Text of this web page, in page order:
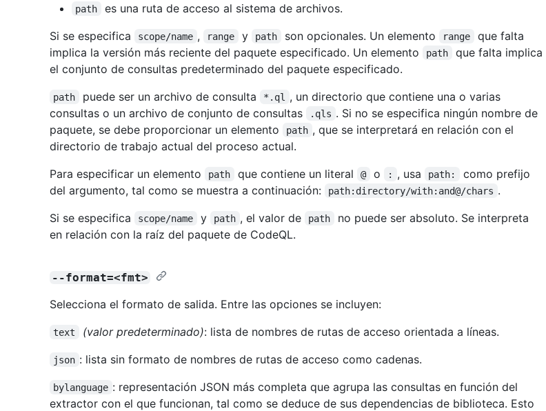
path
es una ruta de acceso al sistema de archivos.
Si se especifica
scope/name , range y path son opcionales. Un elemento range
que falta
implica la versión más reciente del paquete especificado. Un elemento
path
que falta implica
el conjunto de consultas predeterminado del paquete especificado.
path puede ser un archivo de consulta *.ql
, un directorio que contiene una o varias
consultas o un archivo de conjunto de consultas
.qls . Si no se especifica ningún nombre de
paquete, se debe proporcionar un elemento
path , que se interpretará en relación con el
directorio de trabajo actual del proceso actual.
Para especificar un elemento
path que contiene un literal @ o : , usa path:
como prefijo
del argumento, tal como se muestra a continuación:
path:directory/with:and@/chars .
Si se especifica
scope/name y path , el valor de path
no puede ser absoluto. Se interpreta
en relación con la raíz del paquete de CodeQL.
--format=<fmt>
Selecciona el formato de salida. Entre las opciones se incluyen:
text (valor predeterminado): lista de nombres de rutas de acceso orientada a líneas.
json : lista sin formato de nombres de rutas de acceso como cadenas.
bylanguage : representación JSON más completa que agrupa las consultas en función del
extractor con el que funcionan, tal como se deduce de sus dependencias de biblioteca. Esto